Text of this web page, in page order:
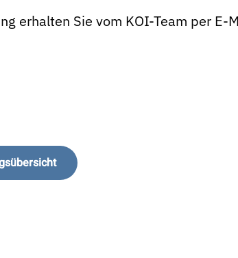
erhalten Sie vom KOI-Team per E-